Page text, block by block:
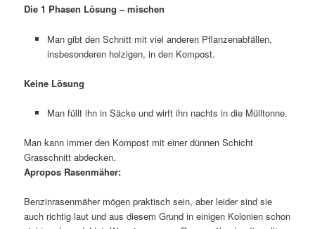
Die 1 Phasen Lösung – mischen
Man gibt den Schnitt mit viel anderen Pflanzenabfällen,
insbesonderen holzigen, in den Kompost.
Keine Lösung
Man füllt ihn in Säcke und wirft ihn nachts in die Mülltonne.
Man kann immer den Kompost mit einer dünnen Schicht
Grasschnitt abdecken.
Apropos Rasenmäher:
Benzinrasenmäher mögen praktisch sein, aber leider sind sie
auch richtig laut und aus diesem Grund in einigen Kolonien schon